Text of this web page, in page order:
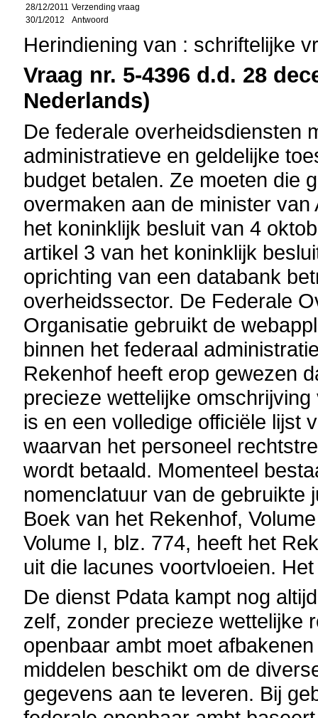
28/12/2011 Verzending vraag
30/1/2012
Antwoord
Herindiening van : schriftelijke
Vraag nr. 5-4396 d.d. 28
Nederlands)
De federale overheidsdiensten
administratieve en geldelijke
budget betalen. Ze moeten die
overmaken aan de minister
het koninklijk besluit van 4
artikel 3 van het koninklijk
oprichting van een databank
overheidssector. De Federale
Organisatie gebruikt de
binnen het federaal
Rekenhof heeft erop gewezen
precieze wettelijke
is en een volledige officiële lijst
waarvan het personeel
wordt betaald. Momenteel
nomenclatuur van de gebruikte
Boek van het Rekenhof,
Volume I, blz. 774, heeft het
uit die lacunes voortvloeien.
De dienst Pdata kampt nog
zelf, zonder precieze wettelijke
openbaar ambt moet
middelen beschikt om de
gegevens aan te leveren. Bij